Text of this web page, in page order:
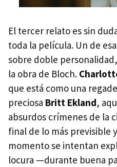
El tercer relato es sin
toda la película. Un de
sobre doble
la obra de Bloch.
que está como una
preciosa Britt Ekland,
absurdos crímenes de la
final de lo más previsible
momento se intentan
locura —durante buena